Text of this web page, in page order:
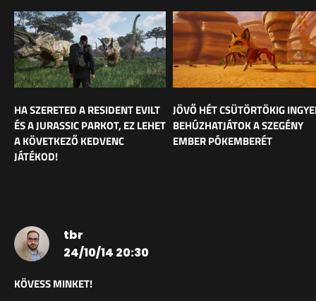
HA SZERETED A RESIDENT EVILT
ÉS A JURASSIC PARKOT, EZ LEHET
A KÖVETKEZŐ KEDVENC
JÁTÉKOD!
JÖVŐ HÉT CSÜTÖRTÖKIG
BEHÚZHATJÁTOK A SZEGÉNY
EMBER PÓKEMBERÉT
tbr
24/10/14 20:30
KÖVESS MINKET!